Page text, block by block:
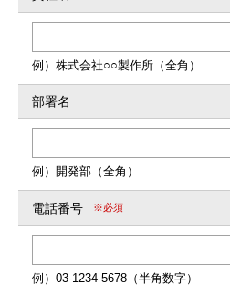
例）株式会社○○製作所（全角）
部署名
例）開発部（全角）
電話番号 ※必須
例）03-1234-5678（半角数字）